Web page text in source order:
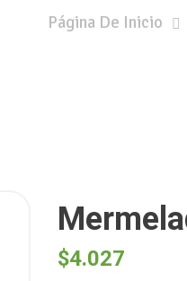
Página De Inicio
$4.027